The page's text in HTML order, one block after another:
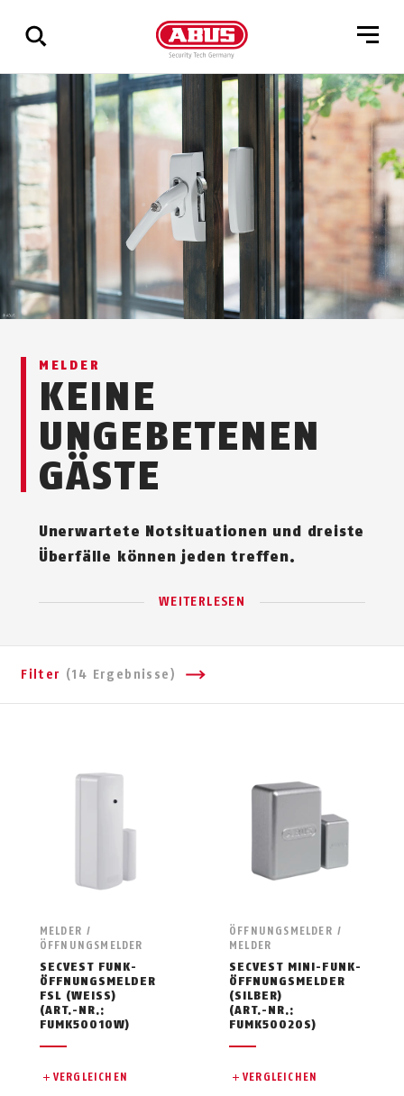
Zeige
alle
MELDER
KEINE
UNGEBETENEN
GÄSTE
Unerwartete Notsituationen und dreiste
Überfälle können jeden treffen.
WEITERLESEN
Filter (14 Ergebnisse)
MELDER /
ÖFFNUNGSMELDER
SECVEST FUNK-
ÖFFNUNGSMELDER
FSL (WEISS)
(ART.-NR.:
FUMK50010W)
VERGLEICHEN
ÖFFNUNGSMELDER /
MELDER
SECVEST MINI-FUNK-
ÖFFNUNGSMELDER
(SILBER)
(ART.-NR.:
FUMK50020S)
VERGLEICHEN